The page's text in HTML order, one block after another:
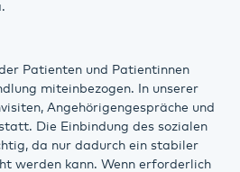
Patienten und Patientinnen
miteinbezogen. In unserer
Angehörigengespräche und
Die Einbindung des sozialen
da nur dadurch ein stabiler
werden kann. Wenn erforderlich